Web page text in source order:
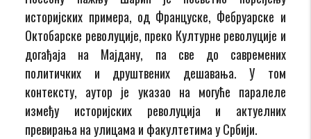
историјских примера, од Француске, Фебруарске и
Октобарске револуције, преко Културне револуције и
догађаја на Мајдану, па све до савремених
политичких и друштвених дешавања. У том
контексту, аутор је указао на могуће паралеле
између историјских револуција и актуелних
превирања на улицама и факултетима у Србији.